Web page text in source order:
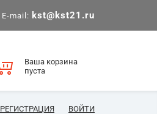
E-mail: kst@kst21.ru
Ваша корзина
пуста
РЕГИСТРАЦИЯ ВОЙТИ